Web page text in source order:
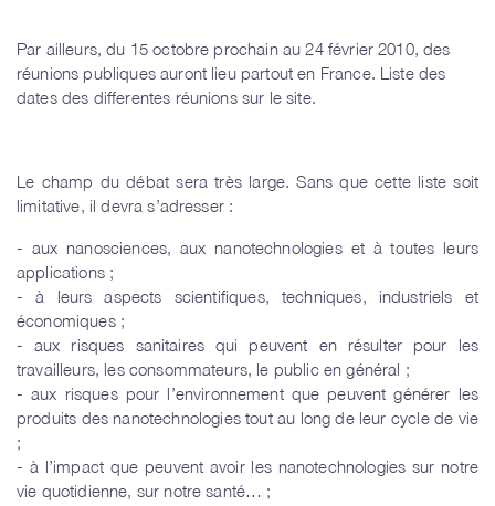
Par ailleurs, du 15 octobre prochain au 24 février 2010, des
réunions publiques auront lieu partout en France. Liste des
dates des differentes réunions sur le site.
Le champ du débat sera très large. Sans que cette liste soit
limitative, il devra s’adresser :
- aux nanosciences, aux nanotechnologies et à toutes leurs
applications ;
- à leurs aspects scientifiques, techniques, industriels et
économiques ;
- aux risques sanitaires qui peuvent en résulter pour les
travailleurs, les consommateurs, le public en général ;
- aux risques pour l’environnement que peuvent générer les
produits des nanotechnologies tout au long de leur cycle de vie
;
- à l’impact que peuvent avoir les nanotechnologies sur notre
vie quotidienne, sur notre santé… ;